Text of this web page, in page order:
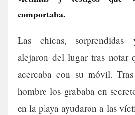
comportaba.
Las chicas, sorprendidas
alejaron del lugar tras notar
acercaba con su móvil.
hombre los grababa en
en la playa ayudaron a las